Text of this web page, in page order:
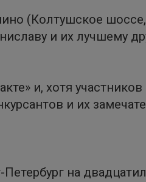
(Колтушское
и их лучшему
и, хотя
и их
на